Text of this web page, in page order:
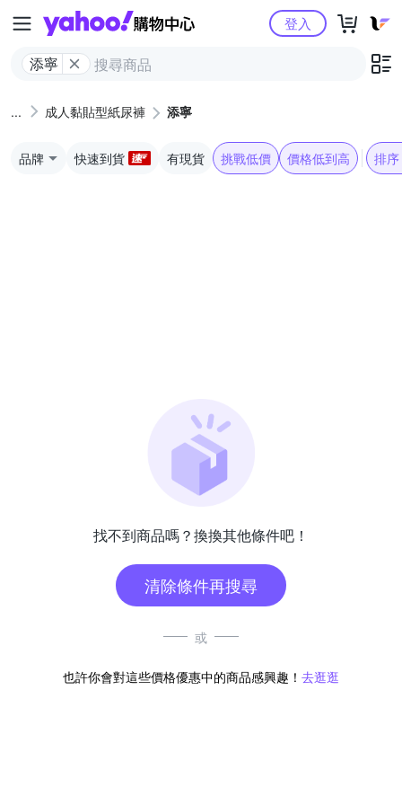
Yahoo購物中心
添寧
登入
成人黏貼型紙尿褲 添寧
品牌 快速到貨 有現貨 挑戰低價 價格低到高 排序
找不到商品嗎？換換其他條件吧！
清除條件再搜尋
或
也許你會對這些價格優惠中的商品感興趣！ 去逛逛